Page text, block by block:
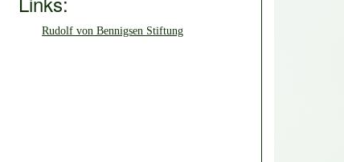
Rudolf von Bennigsen Stiftung